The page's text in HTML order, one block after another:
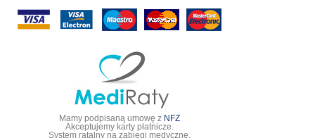
Mamy podpisaną umowę z NFZ
Akceptujemy karty płatnicze.
System ratalny na zabiegi medyczne.